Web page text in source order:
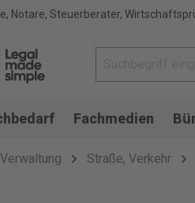
Notare, Steuerberater,
Fachmedien
Straße, Verkehr